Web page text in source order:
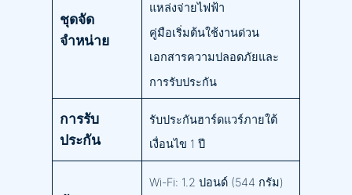
ชุดจัด
จำหน่าย
แหล่งจ่ายไฟฟ้า
คู่มือเริ่มต้นใช้งานด่วน
เอกสารความปลอดภัยและ
การรับประกัน
การรับ
ประกัน
รับประกันฮาร์ดแวร์ภายใต้
เงื่อนไข 1 ปี
Wi-Fi: 1.2 ปอนด์ (544 กรัม)